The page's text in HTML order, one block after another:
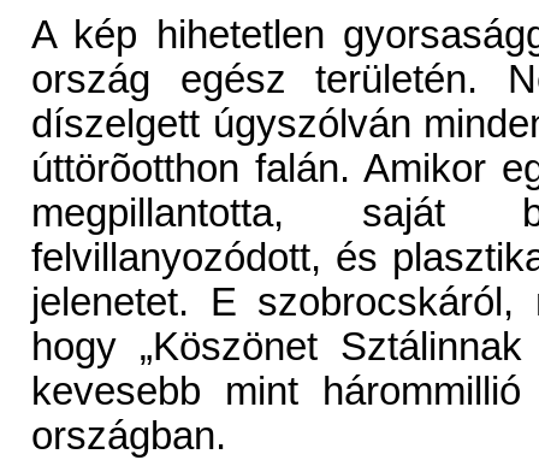
A kép hihetetlen
ország egész területén.
díszelgett úgyszólván
úttörõotthon falán. Amikor
megpillantotta, saját
felvillanyozódott, és
jelenetet. E
hogy „Köszönet
kevesebb mint
országban.